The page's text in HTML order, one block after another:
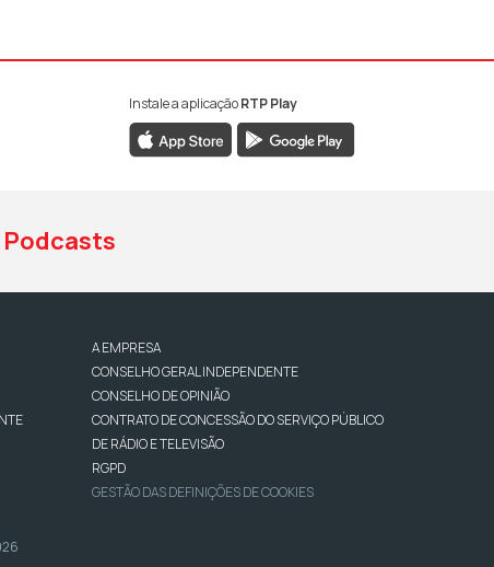
da RTP Antena 1
da RTP Antena 1
YouTube da RTP Antena 1
Instale a aplicaçãoRTP Play
Podcasts
A EMPRESA
CONSELHO GERAL INDEPENDENTE
CONSELHO DE OPINIÃO
CONTRATO DE CONCESSÃO DO SERVIÇO PÚBLICO
DE RÁDIO E TELEVISÃO
RGPD
GESTÃO DAS DEFINIÇÕES DE COOKIES